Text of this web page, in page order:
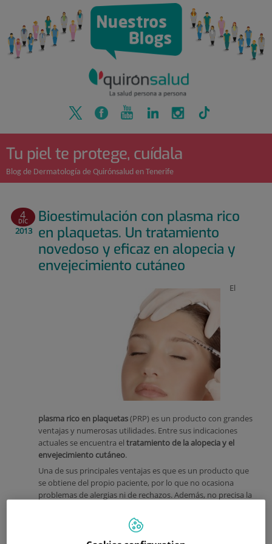
Tu piel te protege, cuídala
Blog de Dermatología de Quirónsalud en Tenerife
4
DIC
2013
Bioestimulación con plasma rico
en plaquetas. Un tratamiento
novedoso y eficaz en alopecia y
envejecimiento cutáneo
El
plasma rico en plaquetas(PRP) es un producto con grandes
ventajas y numerosas utilidades. Entre sus indicaciones
actuales se encuentra el tratamiento de la alopecia y el
envejecimiento cutáneo.
Una de sus principales ventajas es que es un producto que
se obtiene del propio paciente, por lo que no ocasiona
problemas de alergias ni de rechazos. Además, no precisa la
dermatológica del paciente (historia clínica y exploración
física con toma de imágenes clínicas).